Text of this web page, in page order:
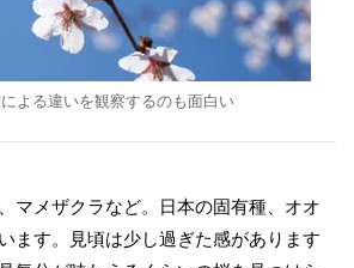
よる違いを観察するのも面白い
マメザクラなど。日本の固有種、オオ
ます。見頃は少し過ぎた感があります